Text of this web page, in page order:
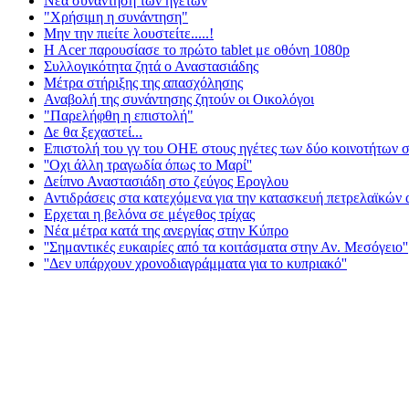
"Χρήσιμη η συνάντηση"
Μην την πιείτε λουστείτε.....!
H Acer παρουσίασε το πρώτο tablet με οθόνη 1080p
Συλλογικότητα ζητά ο Αναστασιάδης
Μέτρα στήριξης της απασχόλησης
Αναβολή της συνάντησης ζητούν οι Οικολόγοι
"Παρελήφθη η επιστολή"
Δε θα ξεχαστεί...
Επιστολή του γγ του ΟΗΕ στους ηγέτες των δύο κοινοτήτων
''Οχι άλλη τραγωδία όπως το Μαρί''
Δείπνο Αναστασιάδη στο ζεύγος Ερογλου
Αντιδράσεις στα κατεχόμενα για την κατασκευή
Ερχεται η βελόνα σε μέγεθος τρίχας
Νέα μέτρα κατά της ανεργίας στην Κύπρο
''Σημαντικές ευκαιρίες από τα κοιτάσματα στην Αν. Μεσόγειο''
''Δεν υπάρχουν χρονοδιαγράμματα για το κυπριακό''